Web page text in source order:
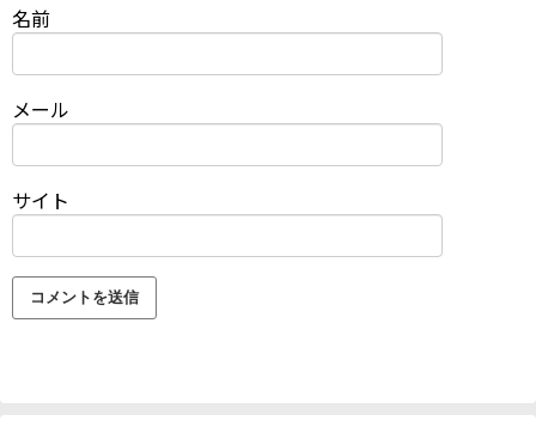
名前
メール
サイト